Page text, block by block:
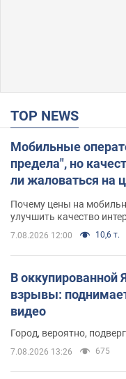
TOP NEWS
Мобильные
предела", но
ли жаловаться на
Почему цены на
улучшить качество
7.08.2026 12:00 10,6 т.
В
взрывы:
видео
Город, вероятно,
7.08.2026 13:26 675